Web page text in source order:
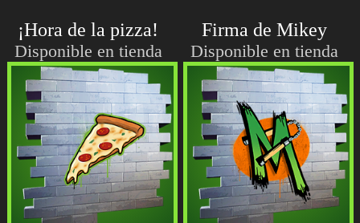
¡Hora de la pizza!
Disponible en tienda
Firma de Mikey
Disponible en tienda